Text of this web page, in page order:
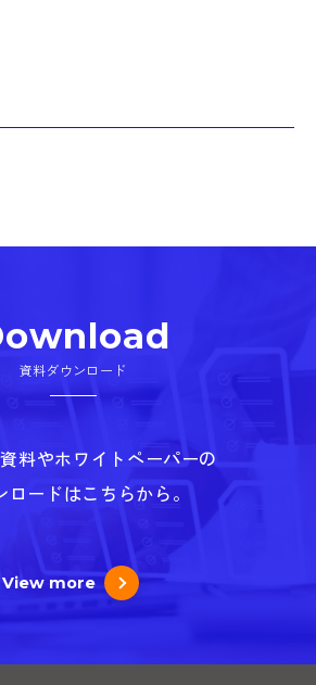
資料ダウンロード
料やホワイトペーパーの
ロードはこちらから。
View more